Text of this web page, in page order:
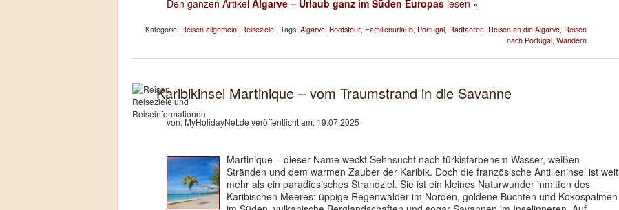
Den ganzen Artikel Algarve – Urlaub ganz im Süden Europas lesen »
Kategorie: Reisen allgemein, Reiseziele | Tags: Algarve, Bootstour, Familienurlaub, Portugal, Radfahren, Reisen an die Algarve, Reisen
nach Portugal, Wandern
Karibikinsel Martinique – vom Traumstrand in die Savanne
von: MyHolidayNet.de veröffentlicht am: 19.07.2025
Martinique – dieser Name weckt Sehnsucht nach türkisfarbenem Wasser, weißen
Stränden und dem warmen Zauber der Karibik. Doch die französische Antilleninsel ist weit
mehr als ein paradiesisches Strandziel. Sie ist ein kleines Naturwunder inmitten des
Karibischen Meeres: üppige Regenwälder im Norden, goldene Buchten und Kokospalmen